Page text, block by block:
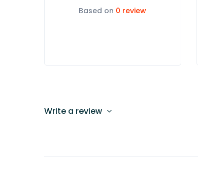
Based on 0 review
Write a review